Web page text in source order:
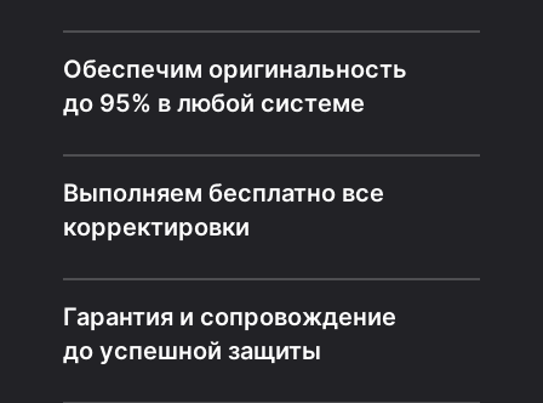
Обеспечим оригинальность
до 95% в любой системе
Выполняем бесплатно все
корректировки
Гарантия и сопровождение
до успешной защиты